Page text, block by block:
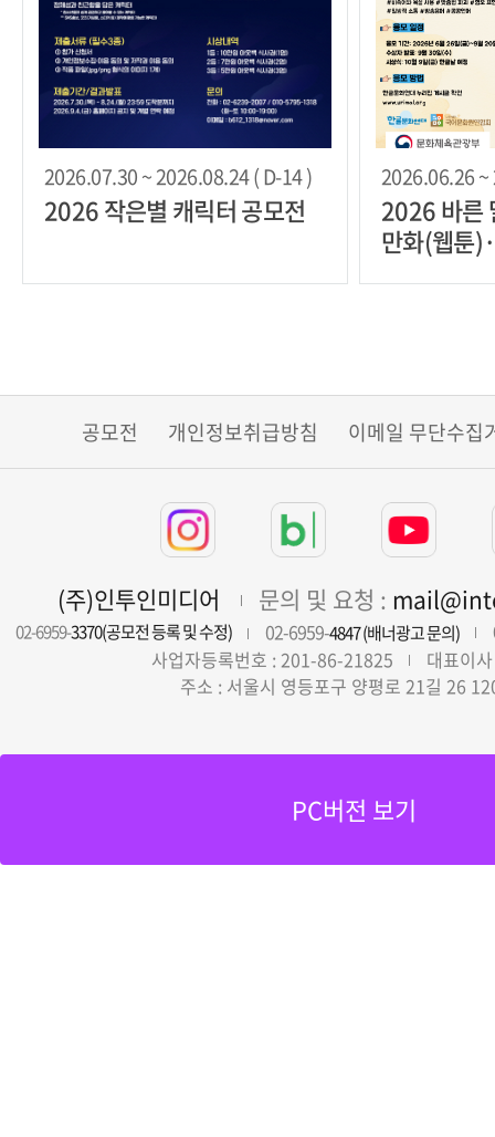
2026.07.30 ~ 2026.08.24 ( D-14 )
2026 작은별 캐릭터 공모전
2026.06.26 ~
2026 바른
만화(웹툰
공모전 개인정보취급방침 이메일 무단수집
(주)인투인미디어 문의 및 요청 :
02-6959-3370(공모전 등록 및 수정) 02-6959-4847 (배너광고 문의)
사업자등록번호 : 201-86-21825
대표이
주소 : 서울시 영등포구 양평로 21길 26
PC버전 보기